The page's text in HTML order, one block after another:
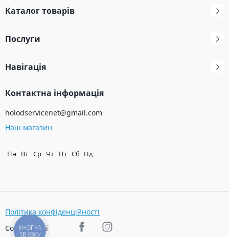
Каталог товарів
Послуги
Навігація
Контактна інформація
holodservicenet@gmail.com
Наш магазин
Пн Вт Ср Чт Пт Сб Нд
Політика конфіденційності
Соц. мережі
КНОПКА
ЗВ'ЯЗКУ